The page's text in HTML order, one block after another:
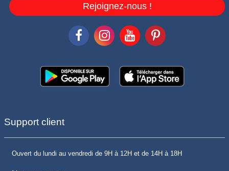
Rejoignez-nous !
Support client
Ouvert du lundi au vendredi de 9H à 12H et de 14H à 18H